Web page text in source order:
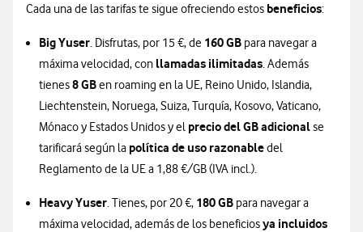
Cada una de las tarifas te sigue ofreciendo estos beneficios:
Big Yuser. Disfrutas, por 15 €, de 160 GB para navegar a
máxima velocidad, con llamadas ilimitadas. Además
tienes8 GBen roaming en la UE, Reino Unido, Islandia,
Liechtenstein, Noruega, Suiza, Turquía, Kosovo, Vaticano,
Mónaco y Estados Unidos y el precio del GB adicionalse
tarificará según la política de uso razonabledel
Reglamento de la UE a 1,88 €/GB (IVA incl.).
Heavy Yuser. Tienes, por 20 €, 180 GB para navegar a
máxima velocidad, además de los beneficiosya incluidos